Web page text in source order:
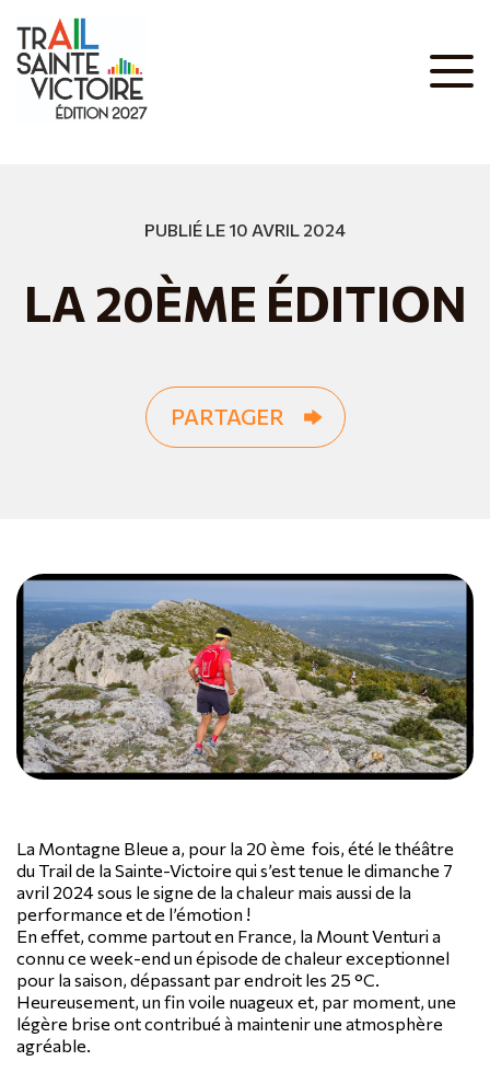
PUBLIÉ LE 10 AVRIL 2024
LA 20ÈME ÉDITION
PARTAGER
La Montagne Bleue a, pour la 20 ème fois, été le théâtre
du Trail de la Sainte-Victoire qui s’est tenue le dimanche 7
avril 2024 sous le signe de la chaleur mais aussi de la
performance et de l’émotion !
En effet, comme partout en France, la Mount Venturi a
connu ce week-end un épisode de chaleur exceptionnel
pour la saison, dépassant par endroit les 25 °C.
Heureusement, un fin voile nuageux et, par moment, une
légère brise ont contribué à maintenir une atmosphère
agréable.